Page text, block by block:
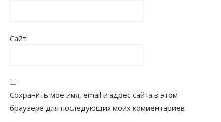
Сайт
Сохранить моё имя, email и адрес сайта в этом
браузере для последующих моих комментариев.